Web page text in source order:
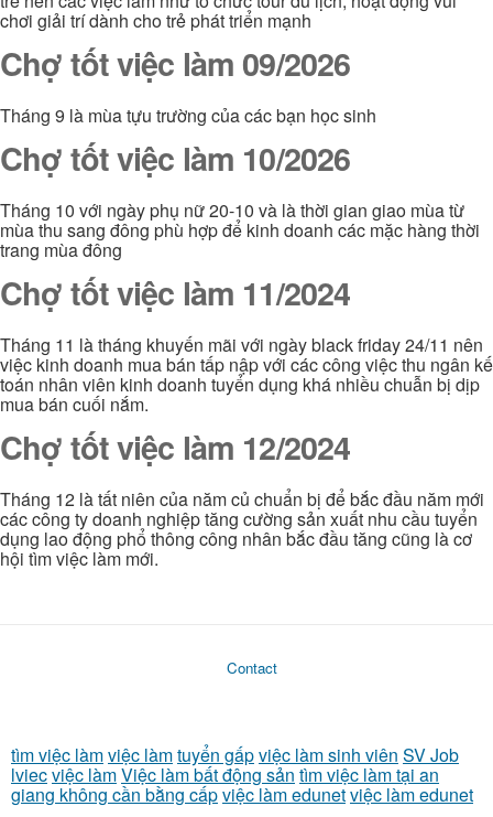
chơi giải trí dành cho trẻ phát triển mạnh
Chợ tốt việc làm 09/2026
Tháng 9 là mùa tựu trường của các bạn học sinh
Chợ tốt việc làm 10/2026
Tháng 10 với ngày phụ nữ 20-10 và là thời gian giao mùa từ
mùa thu sang đông phù hợp để kinh doanh các mặc hàng thời
trang mùa đông
Chợ tốt việc làm 11/2024
Tháng 11 là tháng khuyến mãi với ngày black friday 24/11 nên
việc kinh doanh mua bán tấp nập với các công việc thu ngân kế
toán nhân viên kinh doanh tuyển dụng khá nhiều chuẫn bị dịp
mua bán cuối nắm.
Chợ tốt việc làm 12/2024
Tháng 12 là tất niên của năm củ chuẩn bị để bắc đầu năm mới
các công ty doanh nghiệp tăng cường sản xuất nhu cầu tuyển
dụng lao động phổ thông công nhân bắc đầu tăng cũng là cơ
hội tìm việc làm mới.
Contact
tìm việc làmviệc làmtuyển gấpviệc làm sinh viên SV Job
lviecviệc làmViệc làm bất động sản tìm việc làm tại an
giang không cần bằng cấpviệc làm edunetviệc làm edunet